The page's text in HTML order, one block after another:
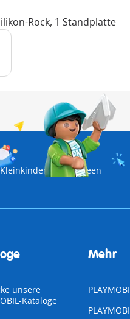
Rock, 1 Standplatte
Halloween
unsere
Kataloge
Mehr